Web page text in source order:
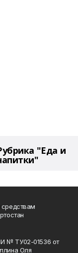
"Еда и
средствам
№ ТУ02-01536 от
Оля